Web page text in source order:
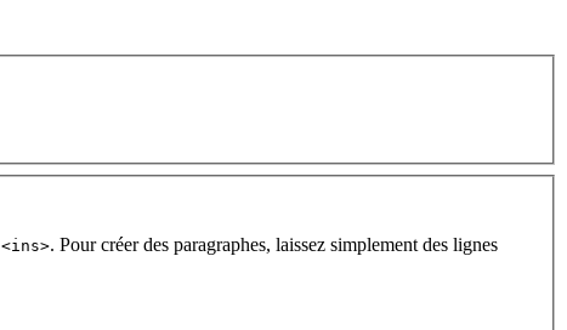
<ins>. Pour créer des paragraphes, laissez simplement des lignes